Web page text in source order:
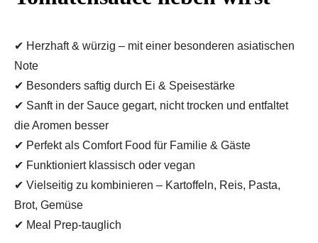
✔ Herzhaft & würzig – mit einer besonderen asiatischen
Note
✔ Besonders saftig durch Ei & Speisestärke
✔ Sanft in der Sauce gegart, nicht trocken und entfaltet
die Aromen besser
✔ Perfekt als Comfort Food für Familie & Gäste
✔ Funktioniert klassisch oder vegan
✔ Vielseitig zu kombinieren – Kartoffeln, Reis, Pasta,
Brot, Gemüse
✔ Meal Prep-tauglich